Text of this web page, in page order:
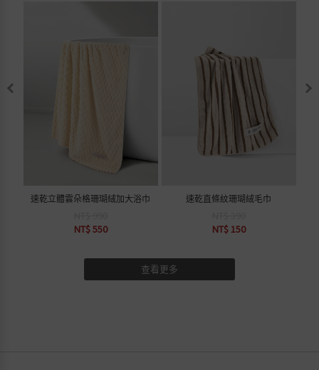
速乾立體雲朵格珊瑚絨加大浴巾
NT$ 550
速乾直條紋珊瑚絨毛巾
NT$ 150
查看更多